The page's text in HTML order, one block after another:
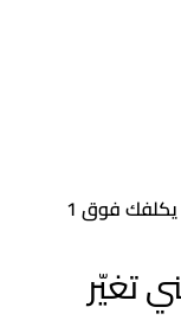
بعض المجالات رخيصة جدًا… وبعضها قد يكلفك فوق 1